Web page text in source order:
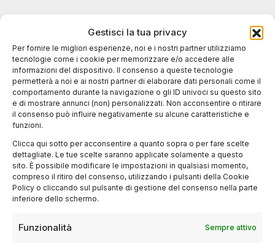
Gestisci la tua privacy
Per fornire le migliori esperienze, noi e i nostri partner utilizziamo
tecnologie come i cookie per memorizzare e/o accedere alle
informazioni del dispositivo. Il consenso a queste tecnologie
permetterà a noi e ai nostri partner di elaborare dati personali come il
comportamento durante la navigazione o gli ID univoci su questo sito
e di mostrare annunci (non) personalizzati. Non acconsentire o ritirare
il consenso può influire negativamente su alcune caratteristiche e
funzioni.
Clicca qui sotto per acconsentire a quanto sopra o per fare scelte
dettagliate. Le tue scelte saranno applicate solamente a questo
sito. È possibile modificare le impostazioni in qualsiasi momento,
compreso il ritiro del consenso, utilizzando i pulsanti della Cookie
Policy o cliccando sul pulsante di gestione del consenso nella parte
inferiore dello schermo.
Funzionalità Sempre attivo
Film di Martin Scorsese a Milano: